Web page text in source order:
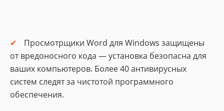
Просмотрщики Word для Windows защищены
от вредоносного кода — установка безопасна для
ваших компьютеров. Более 40 антивирусных
систем следят за чистотой программного
обеспечения.